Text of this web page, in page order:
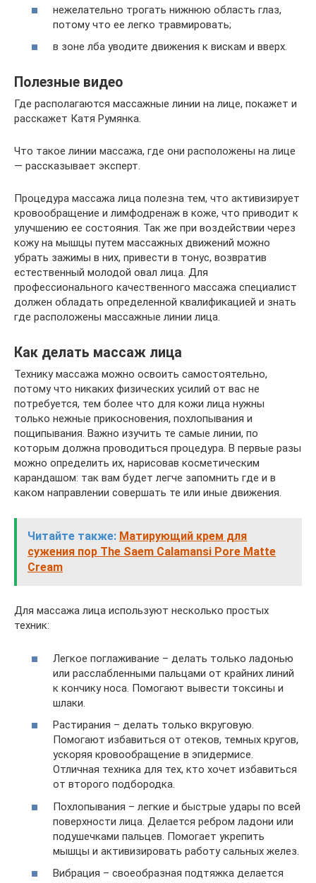
нежелательно трогать нижнюю область глаз,
потому что ее легко травмировать;
в зоне лба уводите движения к вискам и вверх.
Полезные видео
Где располагаются массажные линии на лице, покажет и
расскажет Катя Румянка.
Что такое линии массажа, где они расположены на лице
— рассказывает эксперт.
Процедура массажа лица полезна тем, что активизирует
кровообращение и лимфодренаж в коже, что приводит к
улучшению ее состояния. Так же при воздействии через
кожу на мышцы путем массажных движений можно
убрать зажимы в них, привести в тонус, возвратив
естественный молодой овал лица. Для
профессионального качественного массажа специалист
должен обладать определенной квалификацией и знать
где расположены массажные линии лица.
Как делать массаж лица
Технику массажа можно освоить самостоятельно,
потому что никаких физических усилий от вас не
потребуется, тем более что для кожи лица нужны
только нежные прикосновения, похлопывания и
пощипывания. Важно изучить те самые линии, по
которым должна проводиться процедура. В первые разы
можно определить их, нарисовав косметическим
карандашом: так вам будет легче запомнить где и в
каком направлении совершать те или иные движения.
Читайте также: Матирующий крем для
сужения пор The Saem Calamansi Pore Matte
Cream
Для массажа лица используют несколько простых
техник:
Легкое поглаживание – делать только ладонью
или расслабленными пальцами от крайних линий
к кончику носа. Помогают вывести токсины и
шлаки.
Растирания – делать только вкруговую.
Помогают избавиться от отеков, темных кругов,
ускоряя кровообращение в эпидермисе.
Отличная техника для тех, кто хочет избавиться
от второго подбородка.
Похлопывания – легкие и быстрые удары по всей
поверхности лица. Делается ребром ладони или
подушечками пальцев. Помогает укрепить
мышцы и активизировать работу сальных желез.
Вибрация – своеобразная подтяжка делается